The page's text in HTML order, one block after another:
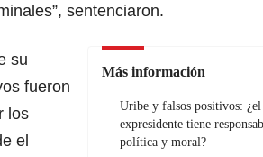
sentenciaron.
Más información
Uribe y falsos positivos: ¿el
expresidente tiene
política y moral?
su
fueron
los
el